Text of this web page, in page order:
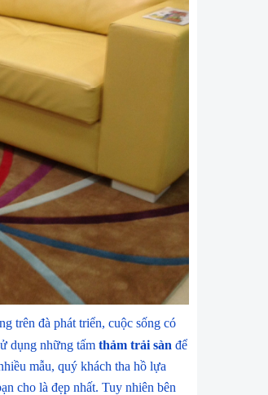
trên đà phát triển, cuộc sống có
dụng những tấmthảm trải sàn để
mẫu, quý khách tha hồ lựa
cho là đẹp nhất. Tuy nhiên bên